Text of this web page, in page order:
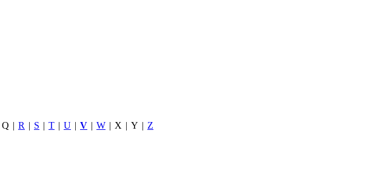
Q | R | S | T | U | V | W | X | Y | Z